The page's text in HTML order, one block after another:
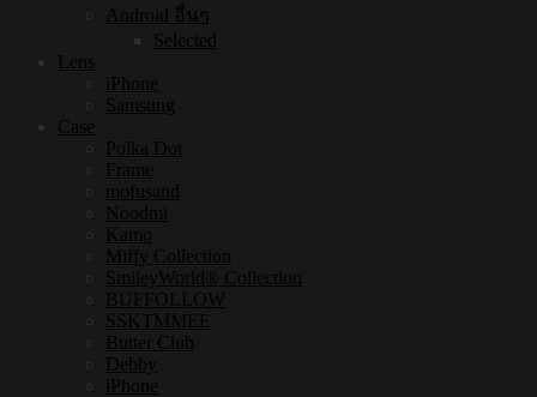
Android อื่นๆ
Selected
Lens
iPhone
Samsung
Case
Polka Dot
Frame
mofusand
Noodmi
Kamo
Miffy Collection
SmileyWorld® Collection
BUFFOLLOW
SSKTMMEE
Butter Club
Debby
iPhone